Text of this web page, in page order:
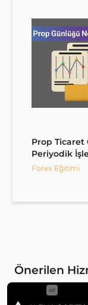
Prop Ticaret
Periyodik
Forex Eğitimi
Önerilen
ad